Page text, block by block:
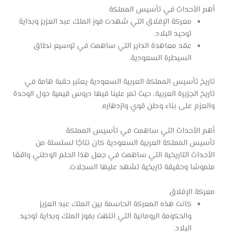
أهم الأحداث في تأسيس المملكة
معركة الإفلاق التي شهدت فوز الملك عبد العزيز وبداية
توحيد البلاد.
عقد معاهدة الداير التي ساهمت في توسيع نطاق
السيطرة السعودية.
تاريخ تأسيس المملكة العربية السعودية يعتبر حقبة هامة في
تاريخ الجزيرة العربية، حيث تمر علينا فيها دروس قيمية حول الوحدة
والعزم على بناء وطن قوي وازدهاره.
أهم الأحداث التي ساهمت في تأسيس المملكة
تأسيس المملكة العربية السعودية كان نتاجًا لسلسلة من
الأحداث التاريخية التي ساهمت في جعل هذا الحلم الوطني واقعًا
ملموسًا وحقيقة تاريخية تشهد عليها السجلات.
معركة الإفلاق
كانت هذه المعركة الحاسمة بين الملك عبد العزيز
والحكومة الرومانية التي انتهت بفوز الملك وبداية توحيد
البلاد.